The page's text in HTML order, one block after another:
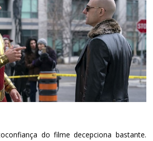
do filme decepciona bastante.